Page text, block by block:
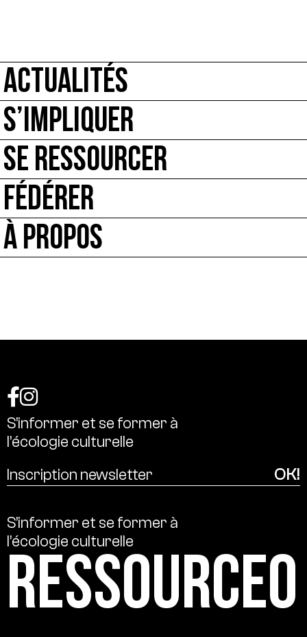
ACTUALITÉS
S’IMPLIQUER
SE RESSOURCER
FÉDÉRER
À PROPOS
S’informer et se former à
l’écologie culturelle
S’informer et se former à
l’écologie culturelle
Ressource0